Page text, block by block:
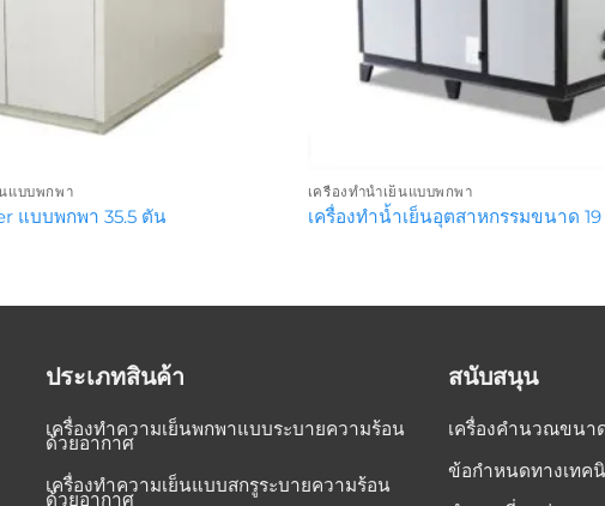
นแบบพกพา
แบบพกพา 35.5 ตัน
เครื่องทำน้ำเย็นแบบพกพา
เครื่องทำน้ำเย็นอุตสาหกรรมขนาด
ประเภทสินค้า
เครื่องทำความเย็นพกพาแบบระบายความร้อน
ด้วยอากาศ
เครื่องทำความเย็นแบบสกรูระบายความร้อน
ด้วยอากาศ
สนับสนุน
เครื่องคำนวณขนา
ข้อกำหนดทางเทค